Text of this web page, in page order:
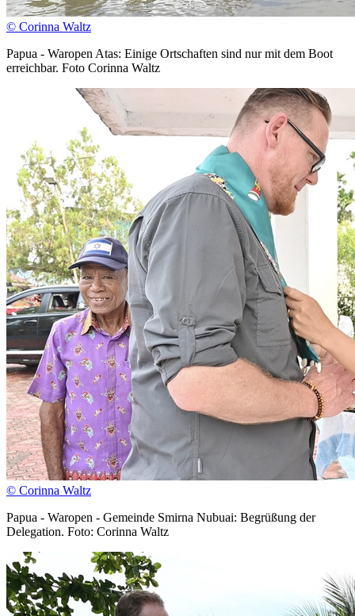
© Corinna Waltz
Papua - Waropen Atas: Einige Ortschaften sind nur mit dem Boot
erreichbar. Foto Corinna Waltz
© Corinna Waltz
Papua - Waropen - Gemeinde Smirna Nubuai: Begrüßung der
Delegation. Foto: Corinna Waltz